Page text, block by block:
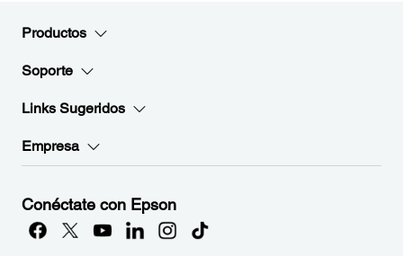
Productos
Soporte
Links Sugeridos
Empresa
Conéctate con Epson